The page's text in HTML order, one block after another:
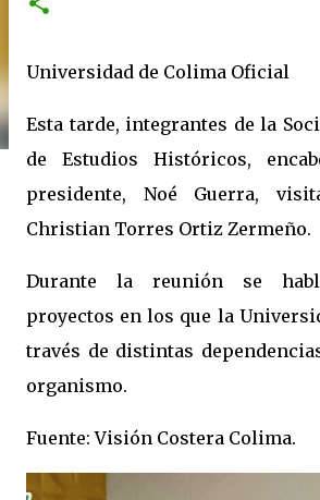
Universidad de Colima Oficial
Esta tarde, integrantes de la
de Estudios Históricos,
presidente, Noé Guerra,
Christian Torres Ortiz Zermeño.
Durante la reunión se
proyectos en los que la
través de distintas
organismo.
Fuente: Visión Costera Colima.